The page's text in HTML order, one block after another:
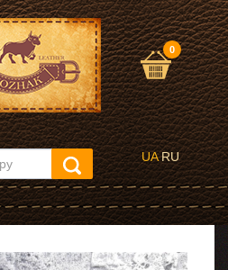
0
UA RU